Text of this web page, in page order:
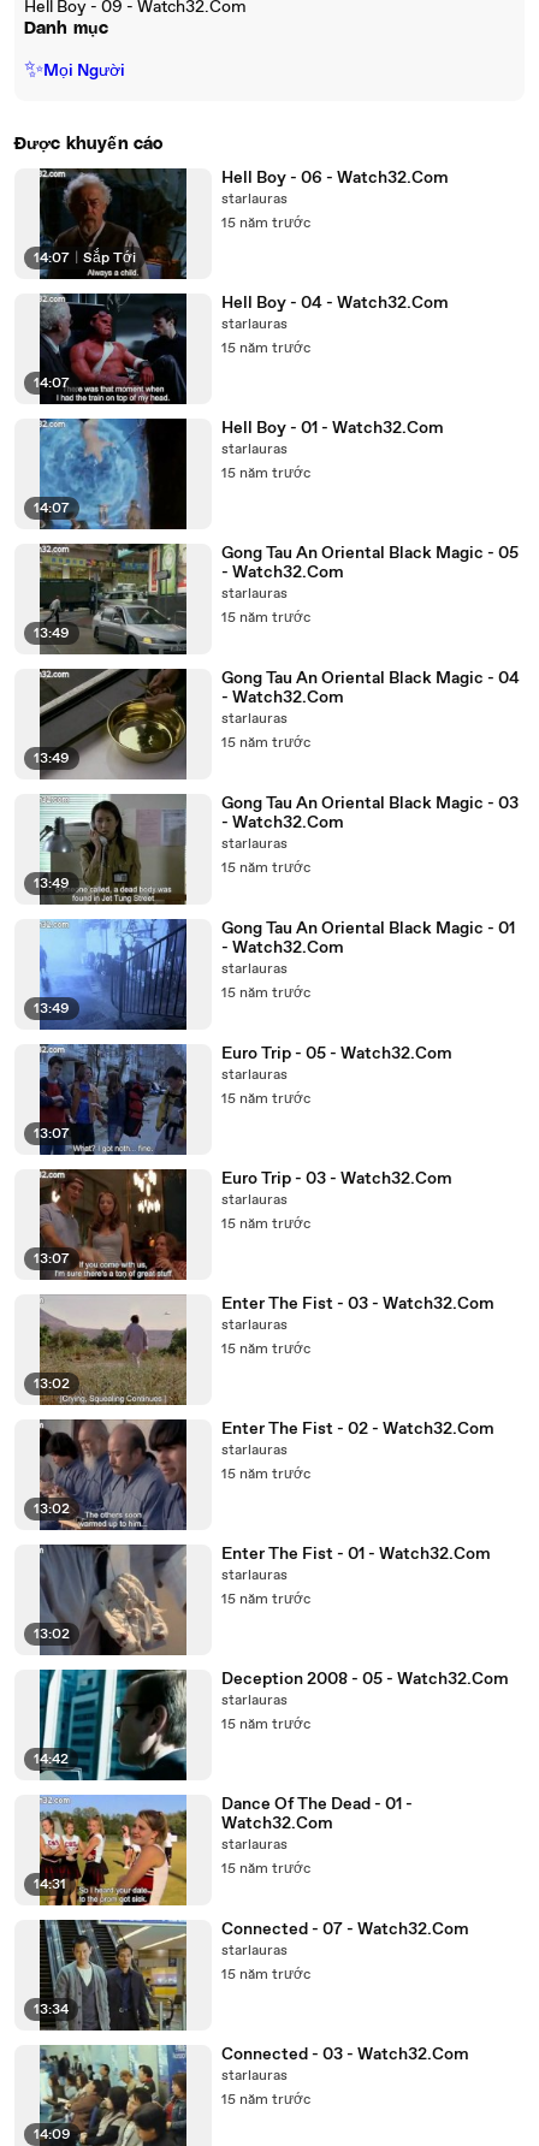
Hell Boy - 09 - Watch32.Com
Danh mục
✨Mọi Người
Được khuyến cáo
14:07 Sắp Tới
Hell Boy - 06 - Watch32.Com
starlauras
15 năm trước
14:07
Hell Boy - 04 - Watch32.Com
starlauras
15 năm trước
14:07
Hell Boy - 01 - Watch32.Com
starlauras
15 năm trước
13:49
Gong Tau An Oriental Black Magic - 05
- Watch32.Com
starlauras
15 năm trước
13:49
Gong Tau An Oriental Black Magic - 04
- Watch32.Com
starlauras
15 năm trước
13:49
Gong Tau An Oriental Black Magic - 03
- Watch32.Com
starlauras
15 năm trước
13:49
Gong Tau An Oriental Black Magic - 01
- Watch32.Com
starlauras
15 năm trước
13:07
Euro Trip - 05 - Watch32.Com
starlauras
15 năm trước
13:07
Euro Trip - 03 - Watch32.Com
starlauras
15 năm trước
13:02
Enter The Fist - 03 - Watch32.Com
starlauras
15 năm trước
13:02
Enter The Fist - 02 - Watch32.Com
starlauras
15 năm trước
13:02
Enter The Fist - 01 - Watch32.Com
starlauras
15 năm trước
14:42
Deception 2008 - 05 - Watch32.Com
starlauras
15 năm trước
14:31
Dance Of The Dead - 01 -
Watch32.Com
starlauras
15 năm trước
13:34
Connected - 07 - Watch32.Com
starlauras
15 năm trước
14:09
Connected - 03 - Watch32.Com
starlauras
15 năm trước